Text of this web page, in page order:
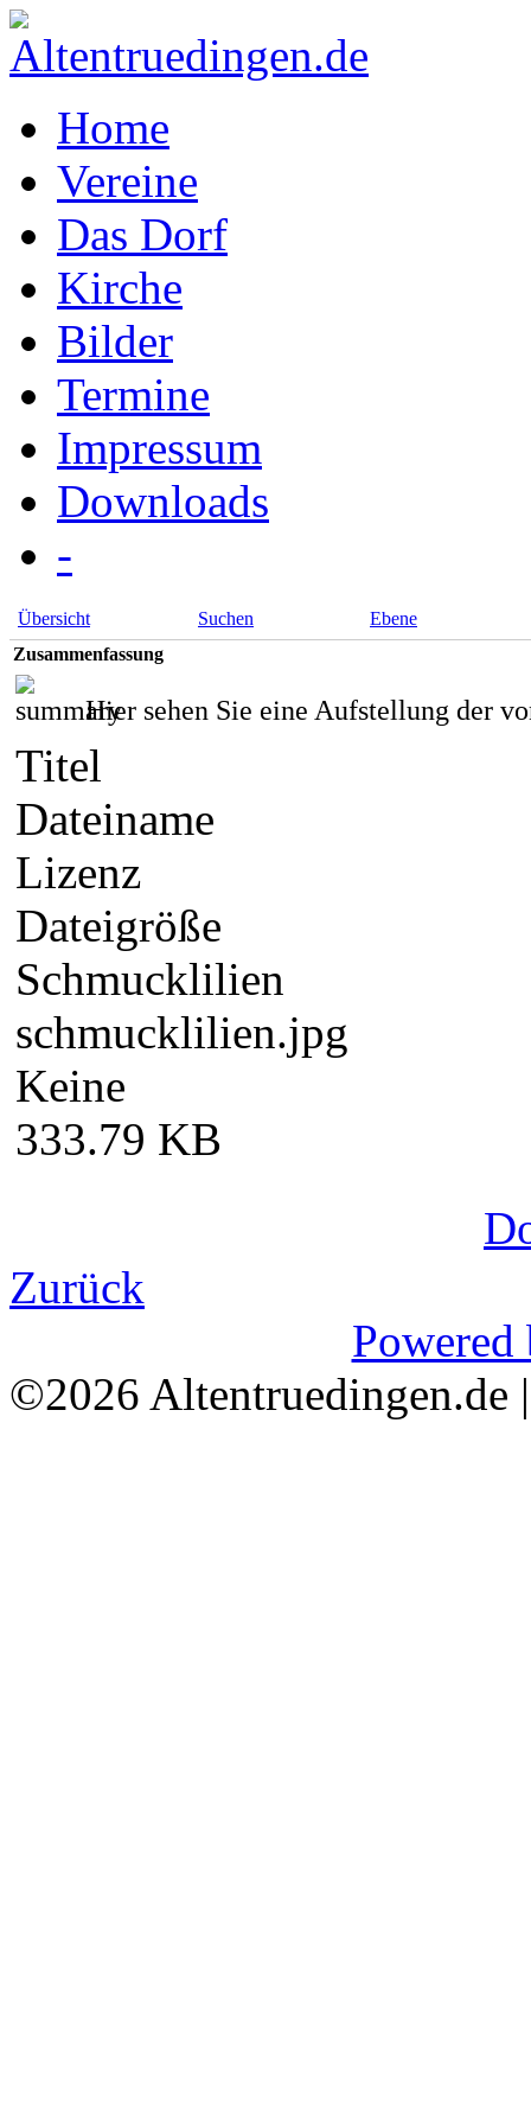
Home
Vereine
Das Dorf
Kirche
Bilder
Termine
Impressum
Downloads
-
Übersicht Suchen
Ebene
Zusammenfassung
Hier sehen Sie eine Aufstellung der
Titel
Dateiname
Lizenz
Dateigröße
Schmucklilien
schmucklilien.jpg
Keine
333.79 KB
Zurück
©2026 Altentruedingen.de